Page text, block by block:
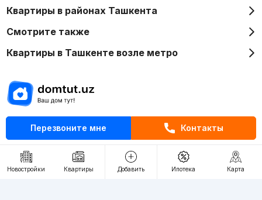
Перезвоните мне Контакты
Новостройки Квартиры Добавить Ипотека Карта
Квартиры в районах Ташкента
Смотрите также
Квартиры в Ташкенте возле метро
Отдел рекламы
+998 (78) 113-20-86
+998 (93) 390-30-10
Пн-Пт. С 9:30 до 18:00